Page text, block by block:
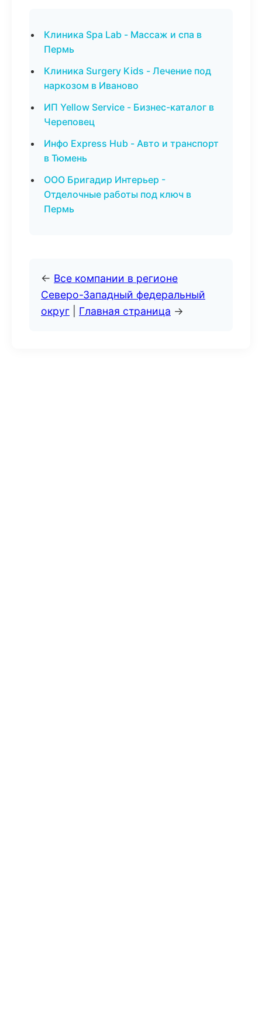
Клиника Spa Lab - Массаж и спа в
Пермь
Клиника Surgery Kids - Лечение под
наркозом в Иваново
ИП Yellow Service - Бизнес-каталог в
Череповец
Инфо Express Hub - Авто и транспорт
в Тюмень
ООО Бригадир Интерьер -
Отделочные работы под ключ в
Пермь
← Все компании в регионе
Северо-Западный федеральный
округ
Главная страница →